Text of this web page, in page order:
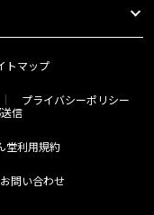
トマップ
プライバシーポリシー
信
堂利用規約
お問い合わせ